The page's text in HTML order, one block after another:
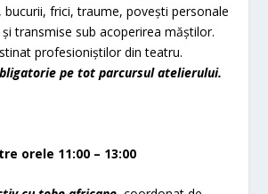
bucurii, frici, traume, povești personale
transmise sub acoperirea măștilor.
profesioniștilor din teatru.
pe tot parcursul atelierului.
orele 11:00 – 13:00